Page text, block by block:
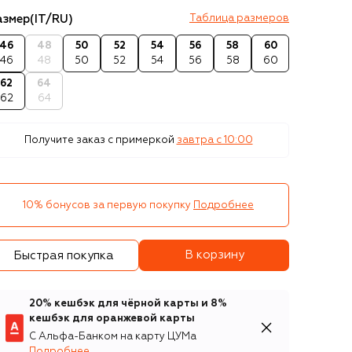
(IT/RU) Таблица размеров
46
46
48
48
50
50
52
52
54
54
56
56
58
58
60
60
62
62
64
64
Получите заказ с примеркой завтра c 10:00
10% бонусов за первую покупку Подробнее
Быстрая покупка В корзину
20% кешбэк для чёрной карты и 8%
кешбэк для оранжевой карты
С Альфа-Банком на карту ЦУМа